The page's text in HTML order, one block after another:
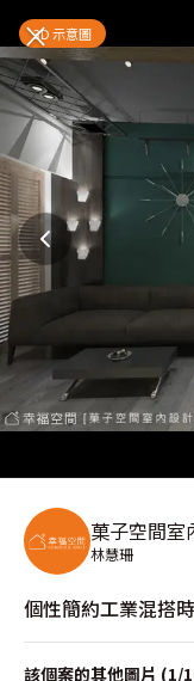
個性簡約
×3D 示意圖
菓子空間室
林慧珊
個性簡約工業混搭
該個案的其他圖片 (1/